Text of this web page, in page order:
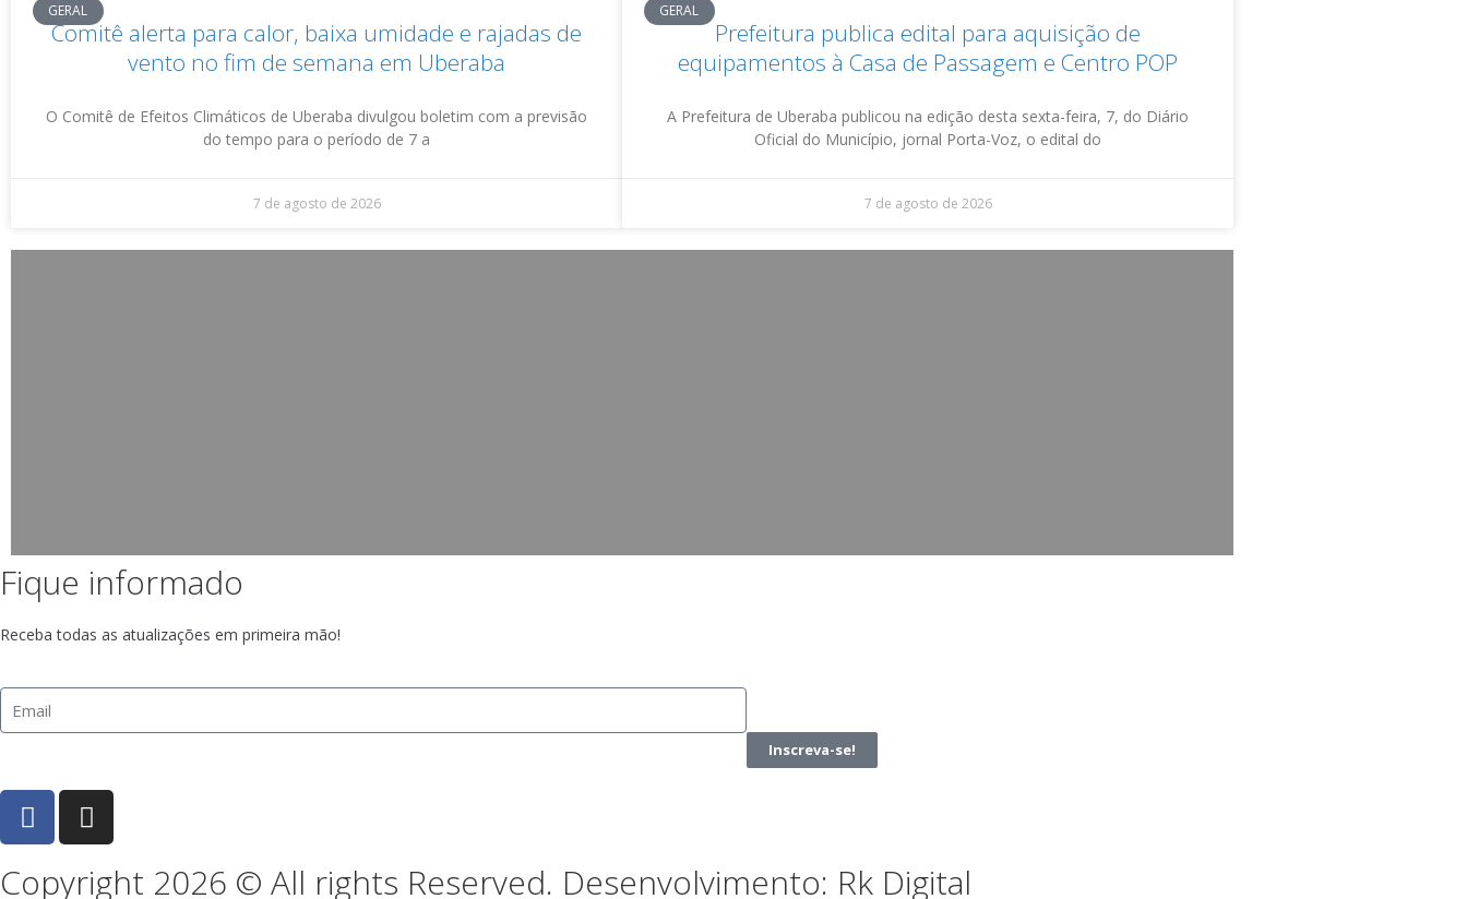
GERAL
Comitê alerta para calor, baixa umidade e rajadas de
vento no fim de semana em Uberaba
O Comitê de Efeitos Climáticos de Uberaba divulgou boletim com a previsão
do tempo para o período de 7 a
7 de agosto de 2026
GERAL
Prefeitura publica edital para aquisição de
equipamentos à Casa de Passagem e Centro POP
A Prefeitura de Uberaba publicou na edição desta sexta-feira, 7, do Diário
Oficial do Município, jornal Porta-Voz, o edital do
7 de agosto de 2026
Fique informado
Receba todas as atualizações em primeira mão!
Inscreva-se!
Copyright 2026 © All rights Reserved. Desenvolvimento: Rk Digital